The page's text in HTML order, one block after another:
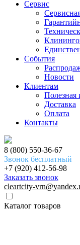
Сервис
События
Новости
Клиентам
Полезная
Доставка
Оплата
Контакты
8 (800) 550-36-67
Звонок бесплатный
+7 (920) 412-56-98
Заказать звонок
cleartcity-
Каталог товаров